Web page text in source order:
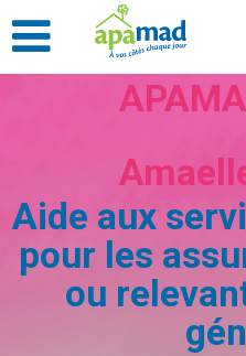
Aide aux
pour les
ou